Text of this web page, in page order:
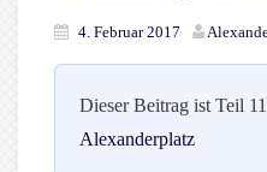
4. Februar 2017
Dieser Beitrag ist Teil
Alexanderplatz